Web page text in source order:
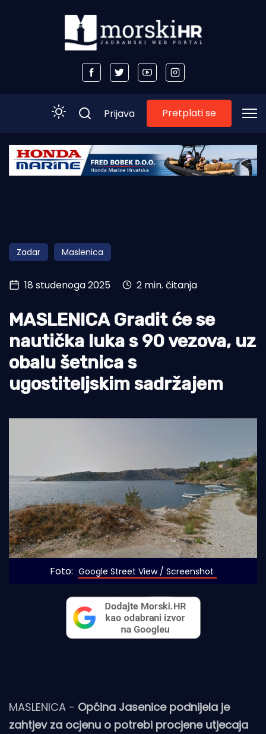
Početna
Obala
Otoci
Turizam i nautika
Pomorstvo
Ribolov
Ekologija
Tradicija i kultura
Prijava Pretplati se
Zadar Maslenica
18 studenoga 2025 2 min. čitanja
MASLENICA Gradit će se
nautička luka s 90 vezova, uz
obalu šetnica s
ugostiteljskim sadržajem
Foto: Google Street View / Screenshot
MASLENICA - Općina Jasenice podnijela je
zahtjev za ocjenu o potrebi procjene utjecaja